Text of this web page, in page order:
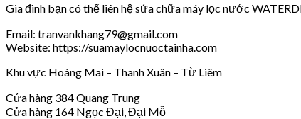
Gia đình bạn có thể liên hệ sửa chữa máy lọc nước
Email: tranvankhang79@gmail.com
Website: https://suamaylocnuoctainha.com
Khu vực Hoàng Mai – Thanh Xuân – Từ Liêm
Cửa hàng 384 Quang Trung
Cửa hàng 164 Ngọc Đại, Đại Mỗ